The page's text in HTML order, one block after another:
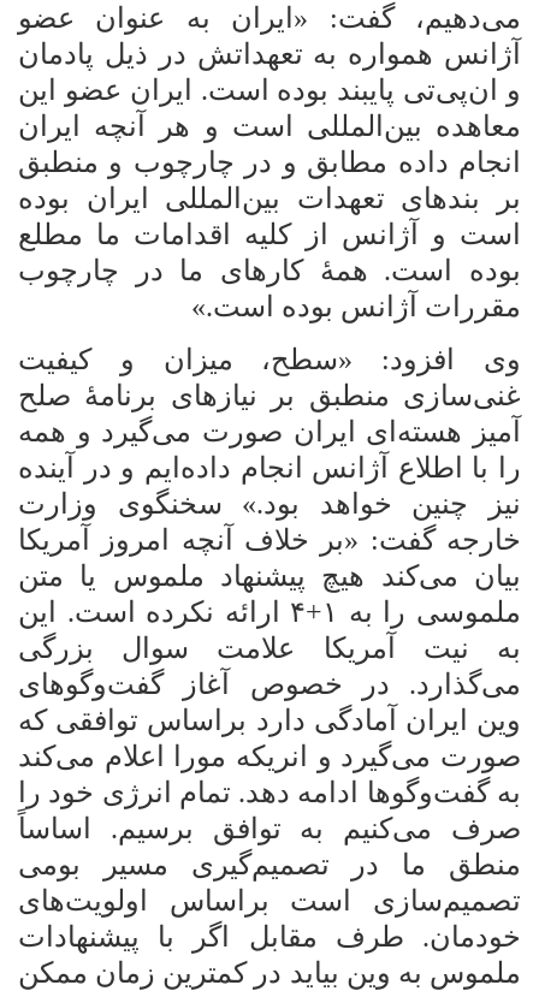
می‌دهیم، گفت: «ایران به عنوان عضو
آژانس همواره به تعهداتش در ذیل پادمان
و ان‌پی‌تی پایبند بوده است. ایران عضو این
معاهده بین‌المللی است و هر آنچه ایران
انجام داده مطابق و در چارچوب و منطبق
بر بندهای تعهدات بین‌المللی ایران بوده
است و آژانس از کلیه اقدامات ما مطلع
بوده است. همۀ کارهای ما در چارچوب
مقررات آژانس بوده است.»
وی افزود: «سطح، میزان و کیفیت
غنی‌سازی منطبق بر نیازهای برنامۀ صلح
آمیز هسته‌ای ایران صورت می‌گیرد و همه
را با اطلاع آژانس انجام داده‌ایم و در آینده
نیز چنین خواهد بود.» سخنگوی وزارت
خارجه گفت: «بر خلاف آنچه امروز آمریکا
بیان می‌کند هیچ پیشنهاد ملموس یا متن
ملموسی را به
ارائه نکرده است. این
به نیت آمریکا علامت سوال بزرگی
می‌گذارد. در خصوص آغاز گفت‌وگوهای
وین ایران آمادگی دارد براساس توافقی که
صورت می‌گیرد و انریکه مورا اعلام می‌کند
به گفت‌وگوها ادامه دهد. تمام انرژی خود را
صرف می‌کنیم به توافق برسیم. اساساً
منطق ما در تصمیم‌گیری مسیر بومی
تصمیم‌سازی است براساس اولویت‌های
خودمان. طرف مقابل اگر با پیشنهادات
ملموس به وین بیاید در کمترین زمان ممکن